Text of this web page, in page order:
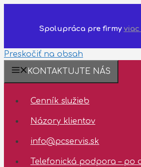
Spolupráca pre firmy
Preskočiť na obsah
Dostupnosť
podpory
10.08.2026
14.08.2026
KONTAKTUJTE NÁS
Cenník služieb
Názory klientov
info@pcservis.sk
Telefonická podpora – po